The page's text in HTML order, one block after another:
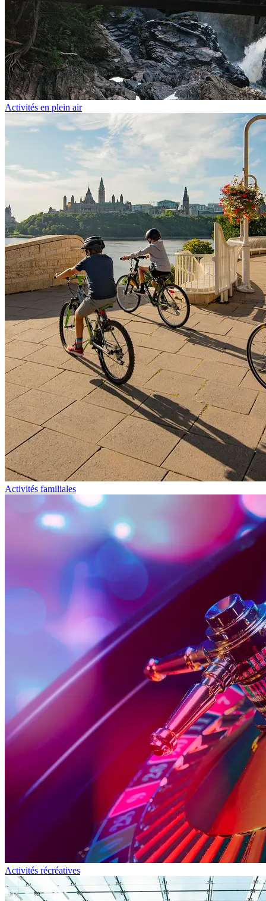
Activités en plein air
Activités familiales
Activités récréatives